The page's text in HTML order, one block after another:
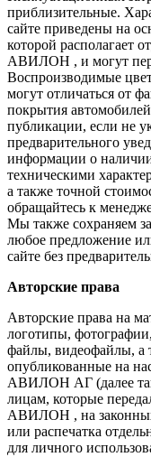
приблизительные.
сайте приведены на
которой располагает
АВИЛОН , и могут
Воспроизводимые
могут отличаться от
покрытия
публикации, если не
предварительного
информации о
техническими
а также точной
обращайтесь к
Мы также сохраняем
любое предложение
сайте без
Авторские права
Авторские права на
логотипы,
файлы, видеофайлы, а
опубликованные на
АВИЛОН АГ (далее
лицам, которые
АВИЛОН , на
или распечатка
для личного